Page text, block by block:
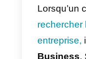
que ce